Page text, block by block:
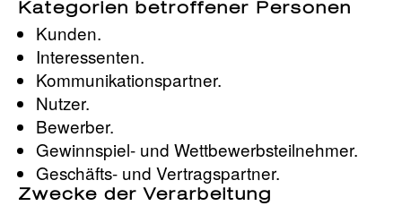
Kategorien betroffener Personen
Kunden.
Interessenten.
Kommunikationspartner.
Nutzer.
Bewerber.
Gewinnspiel- und Wettbewerbsteilnehmer.
Geschäfts- und Vertragspartner.
Zwecke der Verarbeitung